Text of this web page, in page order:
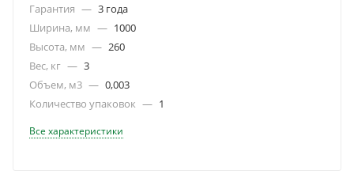
Гарантия — 3 года
Ширина, мм — 1000
Высота, мм — 260
Вес, кг — 3
Объем, м3 — 0,003
Количество упаковок — 1
Все характеристики